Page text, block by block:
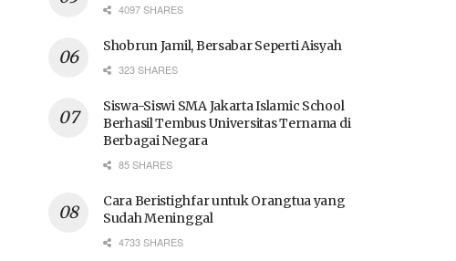
4097 SHARES
Shobrun Jamil, Bersabar Seperti Aisyah
323 SHARES
Siswa-Siswi SMA Jakarta Islamic School
Berhasil Tembus Universitas Ternama di
Berbagai Negara
85 SHARES
Cara Beristighfar untuk Orangtua yang
Sudah Meninggal
4733 SHARES